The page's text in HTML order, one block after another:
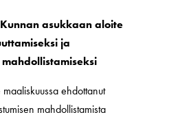
asukkaan aloite
ja
ehdottanut
mahdollistamista